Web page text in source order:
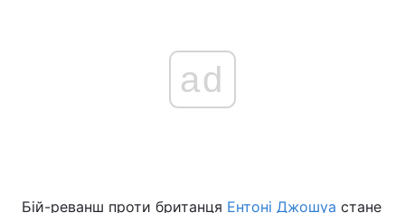
ad
Бій-реванш проти британця Ентоні Джошуа стане